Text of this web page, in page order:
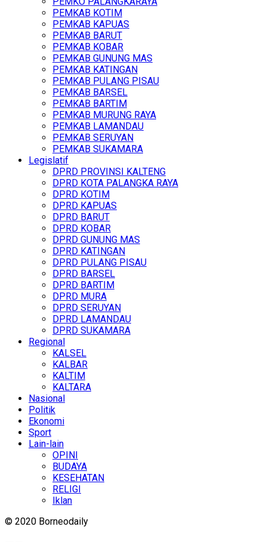
PEMKAB KOTIM
PEMKAB KAPUAS
PEMKAB BARUT
PEMKAB KOBAR
PEMKAB GUNUNG MAS
PEMKAB KATINGAN
PEMKAB PULANG PISAU
PEMKAB BARSEL
PEMKAB BARTIM
PEMKAB MURUNG RAYA
PEMKAB LAMANDAU
PEMKAB SERUYAN
PEMKAB SUKAMARA
Legislatif
DPRD PROVINSI KALTENG
DPRD KOTA PALANGKA RAYA
DPRD KOTIM
DPRD KAPUAS
DPRD BARUT
DPRD KOBAR
DPRD GUNUNG MAS
DPRD KATINGAN
DPRD PULANG PISAU
DPRD BARSEL
DPRD BARTIM
DPRD MURA
DPRD SERUYAN
DPRD LAMANDAU
DPRD SUKAMARA
Regional
KALSEL
KALBAR
KALTIM
KALTARA
Nasional
Politik
Ekonomi
Sport
Lain-lain
OPINI
BUDAYA
KESEHATAN
RELIGI
Iklan
© 2020 Borneodaily